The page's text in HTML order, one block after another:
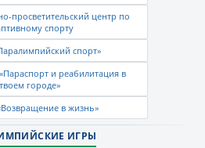
просветительский центр по
спорту
спорт»
и реабилитация в
твоем городе»
в жизнь»
ИГРЫ